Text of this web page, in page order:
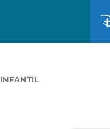
INFANTIL